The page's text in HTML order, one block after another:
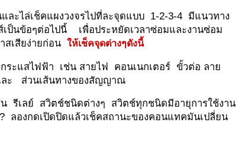
ละไล่เช็คแผงวงจรไปที่ละจุดแบบ 1-2-3-4 มีแนวทาง
เป็นข้อๆต่อไปนี้ เพื่อประหยัดเวลาซ่อมและงานซ่อม
สเสียง่ายก่อน ให้เช็คจุดต่างๆดังนี้
ระแสไฟฟ้า เช่น สายไฟ คอนเนกเตอร์ ขั้วต่อ ลาย
ละ ส่วนเส้นทางของสัญญาณ
รีเลย์ สวิตช์ชนิดต่างๆ สวิตช์ทุกชนิดมีอายุการใช้งาน
ลองกดเปิดปิดแล้วเช็คสถานะของคอนแทคมันเปลี่ยน